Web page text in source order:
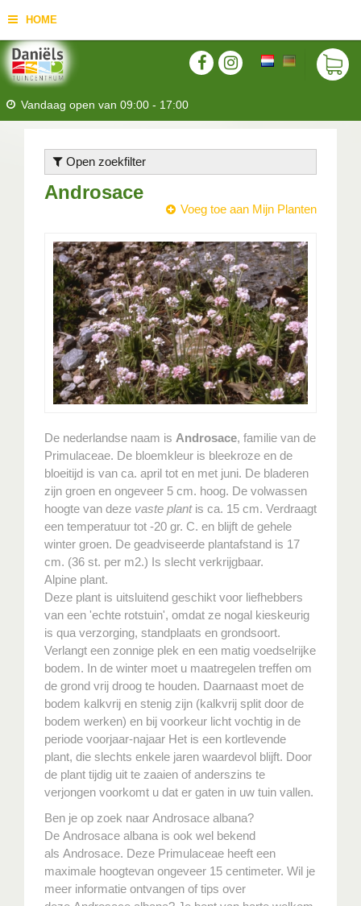
HOME
Vandaag open van 09:00 - 17:00
Open zoekfilter
Androsace
Voeg toe aan Mijn Planten
De nederlandse naam is Androsace, familie van de
Primulaceae. De bloemkleur is bleekroze en de
bloeitijd is van ca. april tot en met juni. De bladeren
zijn groen en ongeveer 5 cm. hoog. De volwassen
hoogte van deze vaste plantis ca. 15 cm. Verdraagt
een temperatuur tot -20 gr. C. en blijft de gehele
winter groen. De geadviseerde plantafstand is 17
cm. (36 st. per m2.) Is slecht verkrijgbaar.
Alpine plant.
Deze plant is uitsluitend geschikt voor liefhebbers
van een 'echte rotstuin', omdat ze nogal kieskeurig
is qua verzorging, standplaats en grondsoort.
Verlangt een zonnige plek en een matig voedselrijke
bodem. In de winter moet u maatregelen treffen om
de grond vrij droog te houden. Daarnaast moet de
bodem kalkvrij en stenig zijn (kalkvrij split door de
bodem werken) en bij voorkeur licht vochtig in de
periode voorjaar-najaar Het is een kortlevende
plant, die slechts enkele jaren waardevol blijft. Door
de plant tijdig uit te zaaien of anderszins te
verjongen voorkomt u dat er gaten in uw tuin vallen.
Ben je op zoek naar Androsace albana?
De Androsace albana is ook wel bekend
als Androsace. Deze Primulaceae heeft een
maximale hoogtevan ongeveer 15 centimeter. Wil je
meer informatie ontvangen of tips over